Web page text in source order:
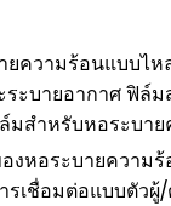
ความร้อนแบบไห
ระบายอากาศ ฟิล์
มสำหรับหอระบา
งหอระบายความ
รเชื่อมต่อแบบตัว